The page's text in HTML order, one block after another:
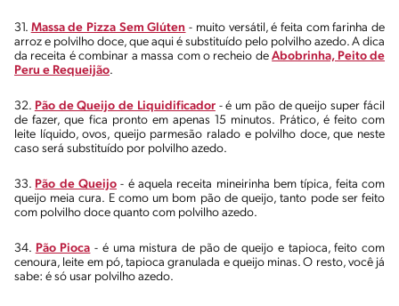
31. Massa de Pizza Sem Glúten - muito versátil, é feita com farinha de
arroz e polvilho doce, que aqui é substituído pelo polvilho azedo. A dica
da receita é combinar a massa com o recheio deAbobrinha, Peito de
Peru e Requeijão.
32. Pão de Queijo de Liquidificador- é um pão de queijo super fácil
de fazer, que fica pronto em apenas 15 minutos. Prático, é feito com
leite líquido, ovos, queijo parmesão ralado e polvilho doce, que neste
caso será substituído por polvilho azedo.
33. Pão de Queijo - é aquela receita mineirinha bem típica, feita com
queijo meia cura. E como um bom pão de queijo, tanto pode ser feito
com polvilho doce quanto com polvilho azedo.
34. Pão Pioca - é uma mistura de pão de queijo e tapioca, feito com
cenoura, leite em pó, tapioca granulada e queijo minas. O resto, você já
sabe: é só usar polvilho azedo.